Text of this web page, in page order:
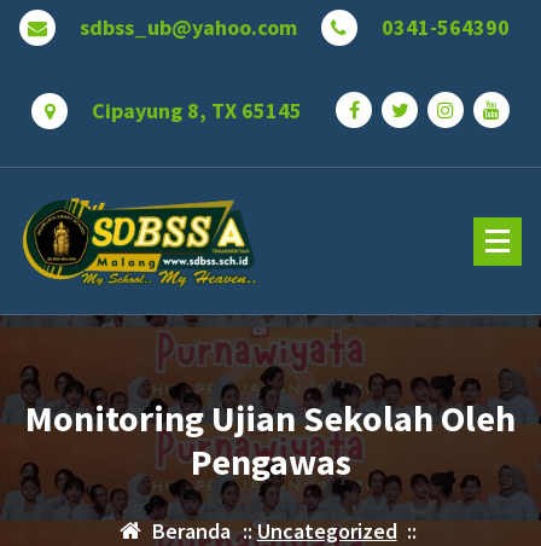
Lewati
sdbss_ub@yahoo.com 0341-564390
Cipayung 8, TX 65145
Monitoring Ujian Sekolah Oleh
Pengawas
Beranda ::Uncategorized::